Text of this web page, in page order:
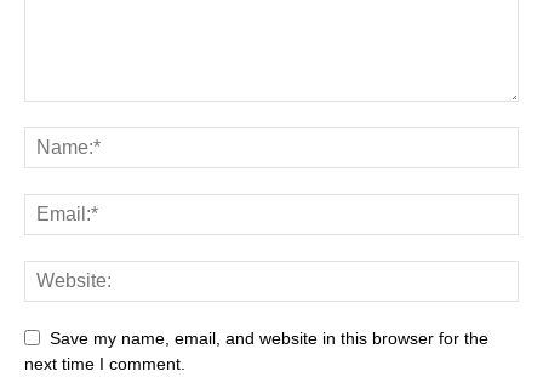
Save my name, email, and website in this browser for the
next time I comment.